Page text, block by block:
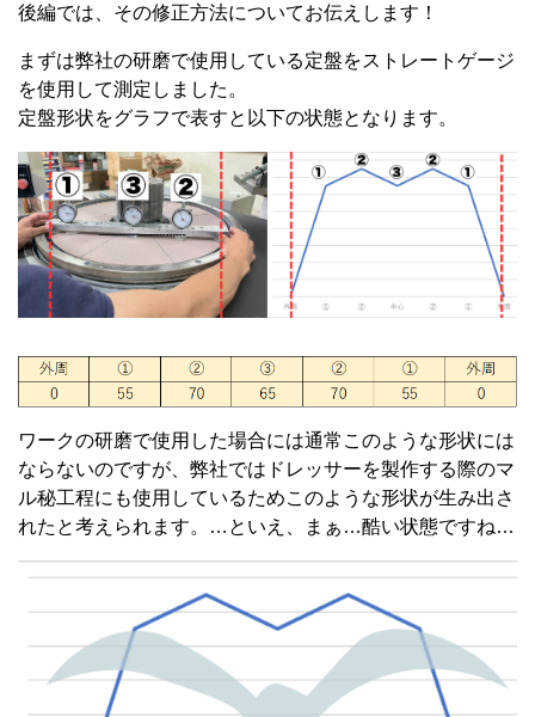
後編では、その修正方法についてお伝えします！
まずは弊社の研磨で使用している定盤をストレートゲージ
を使用して測定しました。
定盤形状をグラフで表すと以下の状態となります。
ワークの研磨で使用した場合には通常このような形状には
ならないのですが、弊社ではドレッサーを製作する際のマ
ル秘工程にも使用しているためこのような形状が生み出さ
れたと考えられます。…といえ、まぁ…酷い状態ですね…